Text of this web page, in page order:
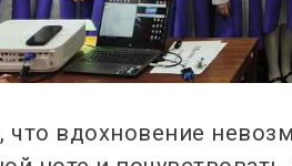
что вдохновение